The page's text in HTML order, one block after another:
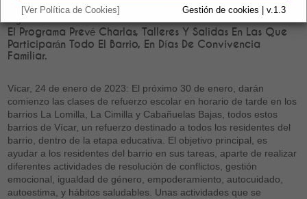
[Ver Política de Cookies] Gestión de cookies | v.1.3
Vigente.
El Programa Prevé Charlas, Talleres Y Salidas En Las Que
Participarán Todo El Barrio, En Días De Convivencia
Familiar.
Vícar, 24 de enero de 2023: El próximo 30 de enero, darán
comienzo las clases de refuerzo escolar en horario de tarde en los
barrios La Lomilla, La Cimilla y Cabañuelas Bajas, todos estos
barrios de Vícar, un refuerzo destinado a todos los residentes del
barrio, dentro de la etapa educativa. El objetivo principal, es
ayudar a los residentes del barrio en sus tareas, aparte de realizar
diferentes actividades de resolución de conflictos, gestión
emocional, igualdad de género, empoderamiento, autocuidado,
autoestima, y hábitos saludables. Unas actividades que se